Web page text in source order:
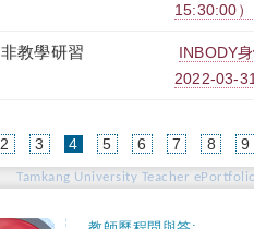
15:30:00）
非教學研習
INBODY
2022-03-
2 3 4(current)
5 6 7 8 9
Tamkang University Teacher